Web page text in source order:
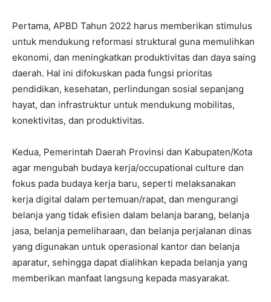
Pertama, APBD Tahun 2022 harus memberikan stimulus
untuk mendukung reformasi struktural guna memulihkan
ekonomi, dan meningkatkan produktivitas dan daya saing
daerah. Hal ini difokuskan pada fungsi prioritas
pendidikan, kesehatan, perlindungan sosial sepanjang
hayat, dan infrastruktur untuk mendukung mobilitas,
konektivitas, dan produktivitas.
Kedua, Pemerintah Daerah Provinsi dan Kabupaten/Kota
agar mengubah budaya kerja/occupational culture dan
fokus pada budaya kerja baru, seperti melaksanakan
kerja digital dalam pertemuan/rapat, dan mengurangi
belanja yang tidak efisien dalam belanja barang, belanja
jasa, belanja pemeliharaan, dan belanja perjalanan dinas
yang digunakan untuk operasional kantor dan belanja
aparatur, sehingga dapat dialihkan kepada belanja yang
memberikan manfaat langsung kepada masyarakat.